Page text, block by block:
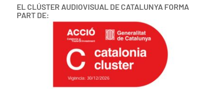
EL CLÚSTER AUDIOVISUAL DE CATALUNYA FORMA
PART DE: